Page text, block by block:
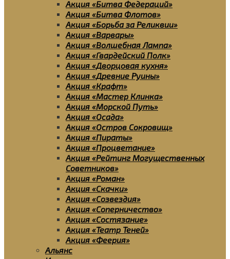
Акция «Битва Федераций»
Акция «Битва Флотов»
Акция «Борьба за Реликвии»
Акция «Варвары»
Акция «Волшебная Лампа»
Акция «Гвардейский Полк»
Акция «Дворцовая кухня»
Акция «Древние Руины»
Акция «Крафт»
Акция «Мастер Клинка»
Акция «Морской Путь»
Акция «Осада»
Акция «Остров Сокровищ»
Акция «Пираты»
Акция «Процветание»
Акция «Рейтинг Могущественных
Советников»
Акция «Роман»
Акция «Скачки»
Акция «Созвездия»
Акция «Соперничество»
Акция «Состязание»
Акция «Театр Теней»
Акция «Феерия»
Альянс